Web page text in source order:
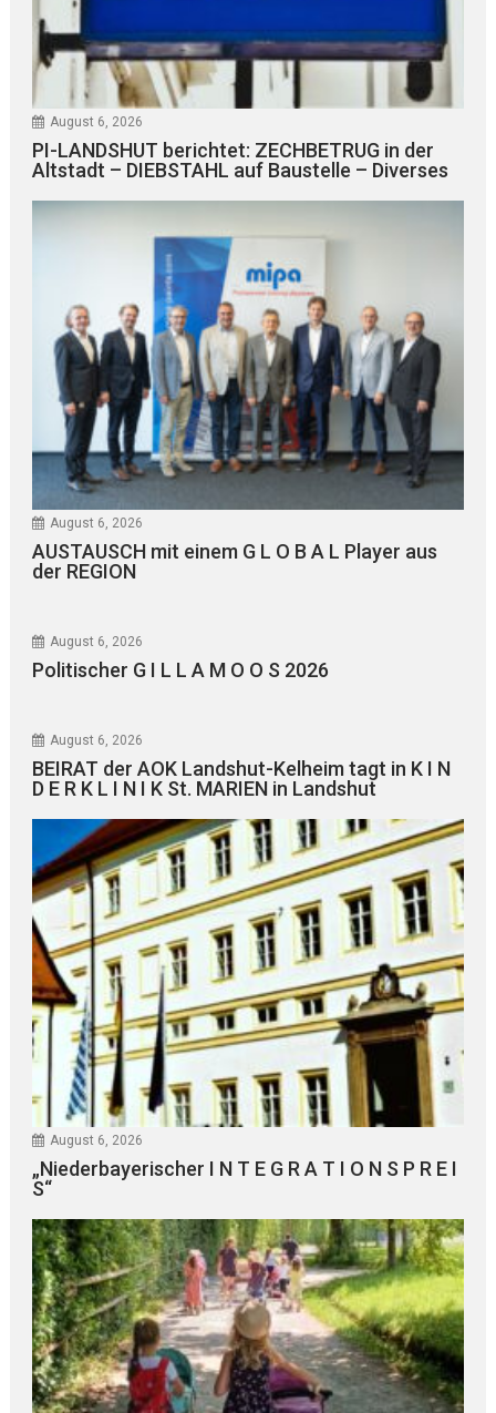
August 6, 2026
PI-LANDSHUT berichtet: ZECHBETRUG in der
Altstadt – DIEBSTAHL auf Baustelle – Diverses
August 6, 2026
AUSTAUSCH mit einem G L O B A L Player aus
der REGION
August 6, 2026
Politischer G I L L A M O O S 2026
August 6, 2026
BEIRAT der AOK Landshut-Kelheim tagt in K I N
D E R K L I N I K St. MARIEN in Landshut
August 6, 2026
„Niederbayerischer I N T E G R A T I O N S P R E I
S“